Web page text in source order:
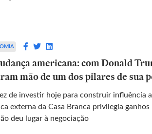
americana: com Donald
mão de um dos pilares de sua
de investir hoje para construir influência
externa da Casa Branca privilegia ganhos
deu lugar à negociação